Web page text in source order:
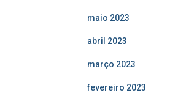
maio 2023
abril 2023
março 2023
fevereiro 2023